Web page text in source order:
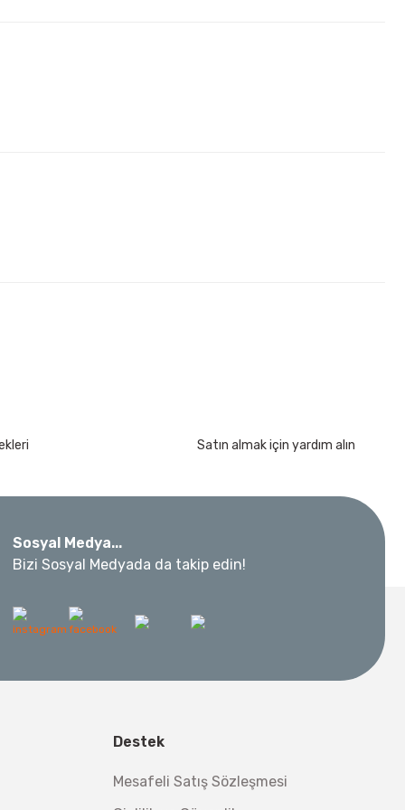
Satın almak için yardım alın
Sosyal Medya...
Bizi Sosyal Medyada da takip edin!
Destek
Mesafeli Satış Sözleşmesi